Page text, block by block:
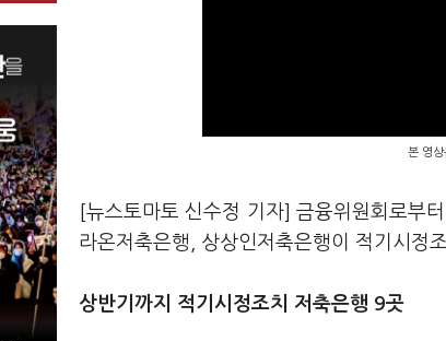
본 영
[뉴스토마토 신수정 기자] 금융위원회로부
라온저축은행, 상상인저축은행이 적기시정
상반기까지 적기시정조치 저축은행 9곳